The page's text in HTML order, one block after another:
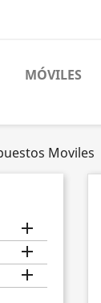
MÓVILES
Moviles


